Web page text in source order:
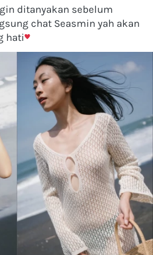
ditanyakan sebelum
chat Seasmin yah akan
hati